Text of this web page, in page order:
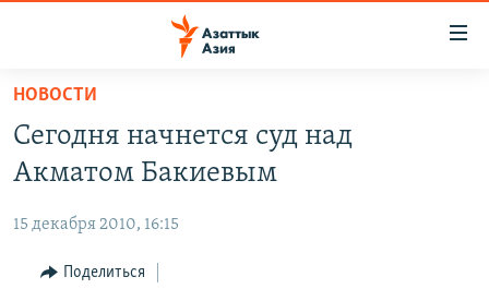
Вернуться
основному
содержанию
навигации
УЗБЕКИСТАН
ТАДЖИКИСТАН
НОВОСТИ
НА ДРУГИХ ЯЗЫКАХ
ҚАЗАҚША
НОВОСТИ
Сегодня начнется суд над
Акматом Бакиевым
15 декабря 2010, 16:15
Поделиться